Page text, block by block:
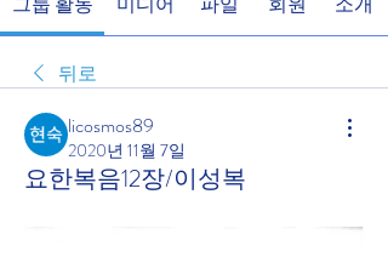
뒤로
licosmos89
2020년 11월 7일
요한복음12장/이성복